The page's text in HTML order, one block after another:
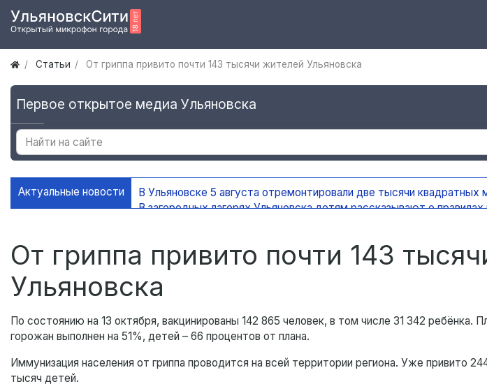
Статьи От гриппа привито почти 143 тысячи жителей Ульяновска
Первое открытое медиа Ульяновска
Актуальные новости В Ульяновске 5 августа отремонтировали две тысячи квадратных
В загородных лагерях Ульяновска детям рассказывают о
От гриппа привито почти 143
Ульяновска
По состоянию на 13 октября, вакцинированы 142 865 человек, в том числе 31 342 ребёнка.
горожан выполнен на 51%, детей – 66 процентов от плана.
Иммунизация населения от гриппа проводится на всей территории региона. Уже привито
тысяч детей.